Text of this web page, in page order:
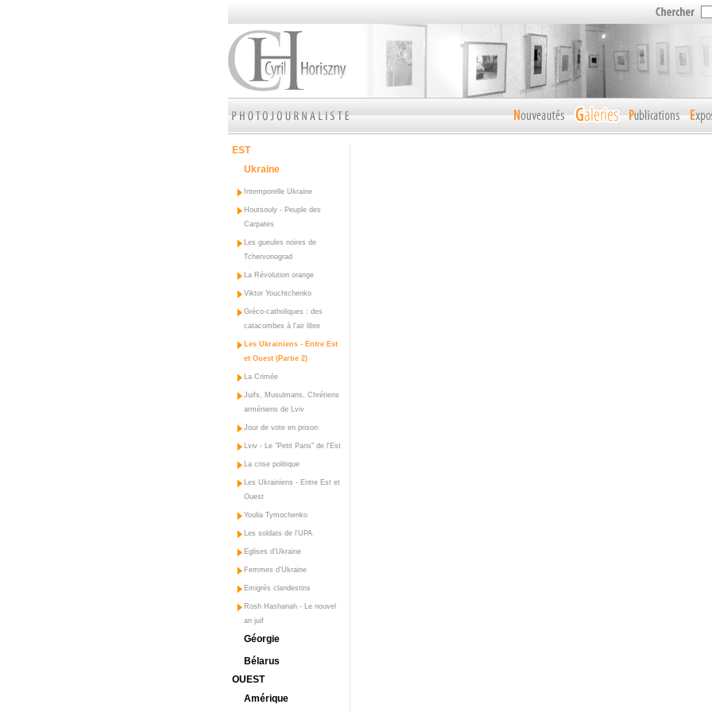
EST
Ukraine
Intemporelle Ukraine
Houtsouly - Peuple des
Carpates
Les gueules noires de
Tchervonograd
La Révolution orange
Viktor Youchtchenko
Gréco-catholiques : des
catacombes à l'air libre
Les Ukrainiens - Entre Est
et Ouest (Partie 2)
La Crimée
Juifs, Musulmans, Chrétiens
arméniens de Lviv
Jour de vote en prison
Lviv - Le "Petit Paris" de l'Est
La crise politique
Les Ukrainiens - Entre Est et
Ouest
Youlia Tymochenko
Les soldats de l'UPA
Eglises d'Ukraine
Femmes d'Ukraine
Emigrés clandestins
Rosh Hashanah - Le nouvel
an juif
Géorgie
Bélarus
OUEST
Amérique